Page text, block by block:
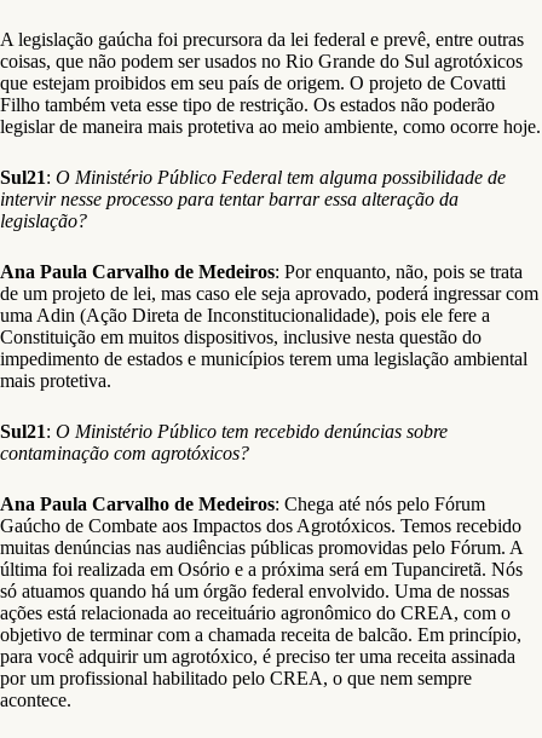
A legislação gaúcha foi precursora da lei federal e prevê, entre outras
coisas, que não podem ser usados no Rio Grande do Sul agrotóxicos
que estejam proibidos em seu país de origem. O projeto de Covatti
Filho também veta esse tipo de restrição. Os estados não poderão
legislar de maneira mais protetiva ao meio ambiente, como ocorre hoje.
Sul21: O Ministério Público Federal tem alguma possibilidade de
intervir nesse processo para tentar barrar essa alteração da
legislação?
Ana Paula Carvalho de Medeiros: Por enquanto, não, pois se trata
de um projeto de lei, mas caso ele seja aprovado, poderá ingressar com
uma Adin (Ação Direta de Inconstitucionalidade), pois ele fere a
Constituição em muitos dispositivos, inclusive nesta questão do
impedimento de estados e municípios terem uma legislação ambiental
mais protetiva.
Sul21: O Ministério Público tem recebido denúncias sobre
contaminação com agrotóxicos?
Ana Paula Carvalho de Medeiros: Chega até nós pelo Fórum
Gaúcho de Combate aos Impactos dos Agrotóxicos. Temos recebido
muitas denúncias nas audiências públicas promovidas pelo Fórum. A
última foi realizada em Osório e a próxima será em Tupanciretã. Nós
só atuamos quando há um órgão federal envolvido. Uma de nossas
ações está relacionada ao receituário agronômico do CREA, com o
objetivo de terminar com a chamada receita de balcão. Em princípio,
para você adquirir um agrotóxico, é preciso ter uma receita assinada
por um profissional habilitado pelo CREA, o que nem sempre
acontece.